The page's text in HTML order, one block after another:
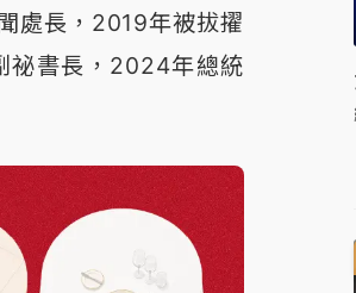
處長，2019年被拔擢
祕書長，2024年總統